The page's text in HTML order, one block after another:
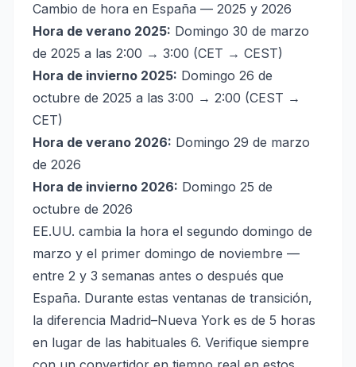
Cambio de hora en España — 2025 y 2026
Hora de verano 2025: Domingo 30 de marzo
de 2025 a las 2:00 → 3:00 (CET → CEST)
Hora de invierno 2025: Domingo 26 de
octubre de 2025 a las 3:00 → 2:00 (CEST →
CET)
Hora de verano 2026: Domingo 29 de marzo
de 2026
Hora de invierno 2026: Domingo 25 de
octubre de 2026
EE.UU. cambia la hora el segundo domingo de
marzo y el primer domingo de noviembre —
entre 2 y 3 semanas antes o después que
España. Durante estas ventanas de transición,
la diferencia Madrid–Nueva York es de 5 horas
en lugar de las habituales 6. Verifique siempre